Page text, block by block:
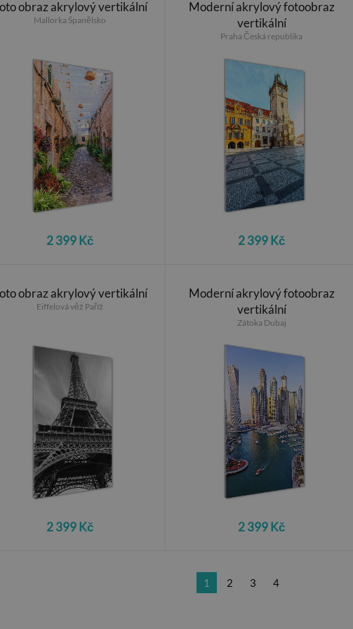
obraz akrylový vertikální
Mallorka Španělsko
2 399 Kč
Moderní akrylový fotoobraz
vertikální
Praha Česká republika
2 399 Kč
obraz akrylový vertikální
Eiffelová věž Paříž
2 399 Kč
Moderní akrylový fotoobraz
vertikální
Zátoka Dubaj
2 399 Kč
1 2 3 4